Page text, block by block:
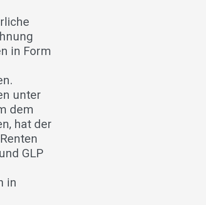
in Form
unter
dem
hat der
GLP
in